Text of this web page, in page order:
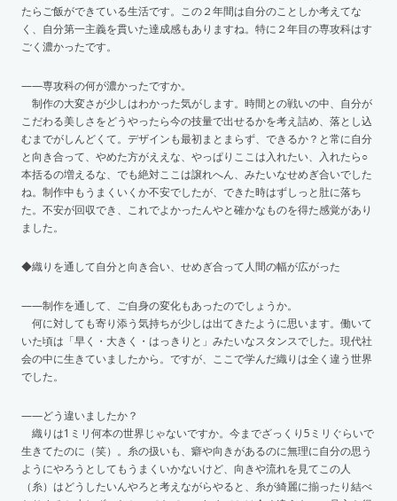
たらご飯ができている生活です。この２年間は自分のことしか考えてな
く、自分第一主義を貫いた達成感もありますね。特に２年目の専攻科はす
ごく濃かったです。
——専攻科の何が濃かったですか。
制作の大変さが少しはわかった気がします。時間との戦いの中、自分が
こだわる美しさをどうやったら今の技量で出せるかを考え詰め、落とし込
むまでがしんどくて。デザインも最初まとまらず、できるか？と常に自分
と向き合って、やめた方がええな、やっぱりここは入れたい、入れたら○
本括るの増えるな、でも絶対ここは譲れへん、みたいなせめぎ合いでした
ね。制作中もうまくいくか不安でしたが、できた時はずしっと肚に落ち
た。不安が回収でき、これでよかったんやと確かなものを得た感覚があり
ました。
◆織りを通して自分と向き合い、せめぎ合って人間の幅が広がった
——制作を通して、ご自身の変化もあったのでしょうか。
何に対しても寄り添う気持ちが少しは出てきたように思います。働いて
いた頃は「早く・大きく・はっきりと」みたいなスタンスでした。現代社
会の中に生きていましたから。ですが、ここで学んだ織りは全く違う世界
でした。
——どう違いましたか？
織りは1ミリ何本の世界じゃないですか。今までざっくり5ミリぐらいで
生きてたのに（笑）。糸の扱いも、癖や向きがあるのに無理に自分の思う
ようにやろうとしてもうまくいかないけど、向きや流れを見てこの人
（糸）はどうしたいんやろと考えながらやると、糸が綺麗に揃ったり結べ